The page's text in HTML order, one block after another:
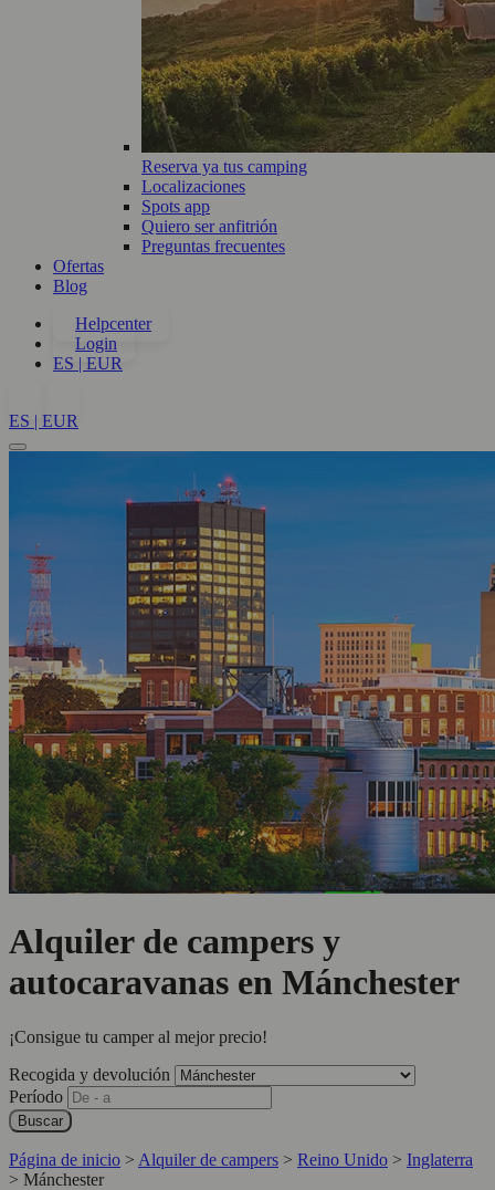
Reserva ya tus camping
Localizaciones
Spots app
Quiero ser anfitrión
Preguntas frecuentes
Ofertas
Blog
Helpcenter
Login
ES | EUR
ES | EUR
Alquiler de campers y
autocaravanas en Mánchester
¡Consigue tu camper al mejor precio!
Recogida y devolución
Período
Buscar
Página de inicio > Alquiler de campers > Reino Unido > Inglaterra
> Mánchester